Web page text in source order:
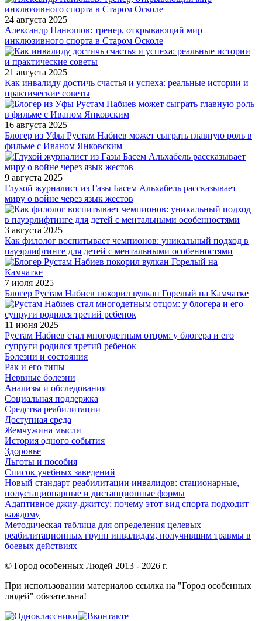
24 августа 2025
Александр Панюшов: тренер, открывающий мир
инклюзивного спорта в Старом Осколе
21 августа 2025
Как инвалиду достичь счастья и успеха: реальные истории и
практические советы
16 августа 2025
Блогер из Уфы Рустам Набиев может сыграть главную роль в
фильме с Иваном Янковским
9 августа 2025
Глухой журналист из Газы Басем Альхабель рассказывает
миру о войне через язык жестов
3 августа 2025
Как филолог воспитывает чемпионов: уникальный подход в
пауэрлифтинге для детей с ментальными особенностями
7 июля 2025
Блогер Рустам Набиев покорил вулкан Горелый на Камчатке
11 июня 2025
Рустам Набиев стал многодетным отцом: у блогера и его
супруги родился третий ребенок
Болезни и состояния
Рак и его типы
Нервные болезни
Анализы и обследования
Социальная поддержка
Средства реабилитации
Доступная среда
Жемчужина мысли
История одного события
Здоровье
Льготы и пособия
Список учебных заведений
Новый стандарт реабилитации инвалидов: стационарные,
полустационарные и дистанционные формы
Адаптивное джиу-джитсу: почему этот вид спорта подходит
каждому
Методическая таблица для определения целевых
реабилитационных групп инвалидам, получившим травмы в
боевых действиях
© Город особенных Людей 2013 - 2026 г.
При использовании материалов ссылка на "Город особенных
людей" обязательна!